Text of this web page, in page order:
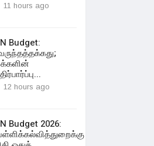
11 hours ago
Budget:
12 hours ago
Budget 2026: